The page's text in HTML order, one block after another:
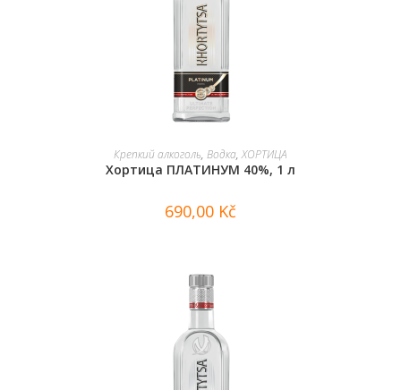
В КОРЗИНУ
Крепкий алкоголь, Водка,ХОРТИЦА
Хортица ПЛАТИНУМ 40%, 1 л
690,00 Kč